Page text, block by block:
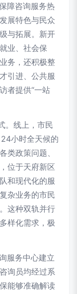
障咨询服务热
展特色与民众
与拓展。新开
业、社会保
务，还积极整
引进、公共服
者提供“一站
。线上，市民
小时全天候的
类政策问题、
位于天府新区
和现代化的服
杂业务的市民
这种双轨并行
样化需求，极
服务中心建立
询员均经过系
能够准确解读